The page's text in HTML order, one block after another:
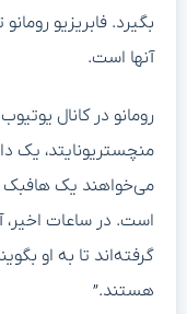
بگیرد. فابریزیو
آنها است.
رومانو در کانال
منچستریونایتد، یک
می‌خواهند یک هافبک
است. در ساعات اخیر،
گرفته‌اند تا به او
هستند.”